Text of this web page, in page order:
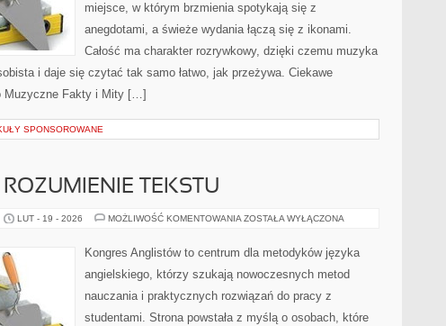
miejsce, w którym brzmienia spotykają się z
anegdotami, a świeże wydania łączą się z ikonami.
Całość ma charakter rozrywkowy, dzięki czemu muzyka
i daje się czytać tak samo łatwo, jak przeżywa. Ciekawe
Muzyczne Fakty i Mity […]
SPONSOROWANE
TEKSTU
LUT - 19 - 2026 MOŻLIWOŚĆ KOMENTOWANIA CZYTANIE
TEKSTU
ZOSTAŁA WYŁĄCZONA
Kongres Anglistów to centrum dla metodyków języka
angielskiego, którzy szukają nowoczesnych metod
nauczania i praktycznych rozwiązań do pracy z
studentami. Strona powstała z myślą o osobach, które